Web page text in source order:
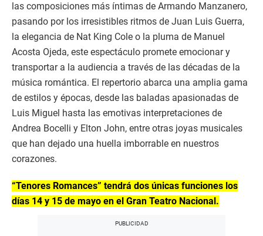
las composiciones más íntimas de Armando Manzanero,
pasando por los irresistibles ritmos de Juan Luis Guerra,
la elegancia de Nat King Cole o la pluma de Manuel
Acosta Ojeda, este espectáculo promete emocionar y
transportar a la audiencia a través de las décadas de la
música romántica. El repertorio abarca una amplia gama
de estilos y épocas, desde las baladas apasionadas de
Luis Miguel hasta las emotivas interpretaciones de
Andrea Bocelli y Elton John, entre otras joyas musicales
que han dejado una huella imborrable en nuestros
corazones.
“Tenores Romances” tendrá dos únicas funciones los
días 14 y 15 de mayo en el Gran Teatro Nacional.